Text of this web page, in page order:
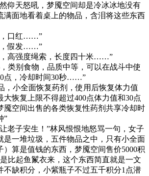
仰天怒吼，梦魇空间却是冷冰冰地没有
满面地看着桌上的物品，含泪将这些东西
，口红……”
，假发……”
高强度绳索，长度四十米……”
类别食物，品质中等，可以在战斗中使
点，冷却时间30秒……”
，小全面恢复药剂，使用后恢复体力值
大恢复上限不得超过400点体力值和30点
魇空间出售的各类恢复性药剂共享冷却时
”
老子安生！”林风恨恨地怒骂一句，女子
是一堆垃圾，五件物品之中，只有小全面
）算是值钱的东西，梦魇空间售价5000积
比起鱼鬣衣来，这个东西简直就是一文
不缺积分，小紫瓶子不过五千积分1点潜